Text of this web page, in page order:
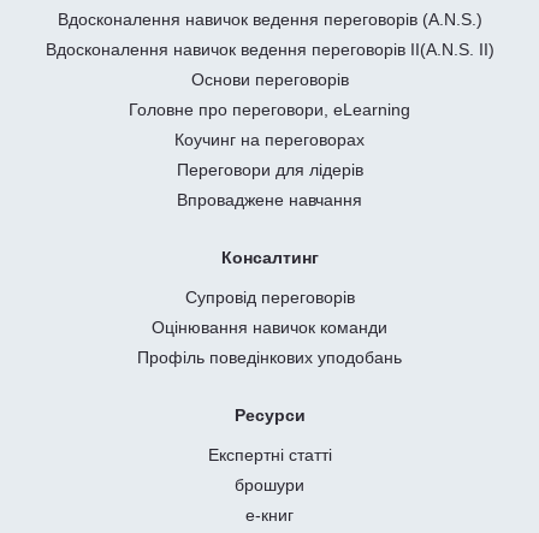
Вдосконалення навичок ведення переговорів (A.N.S.)
Вдосконалення навичок ведення переговорів II(A.N.S. II)
Основи переговорів
Головне про переговори, eLearning
Коучинг на переговорах
Переговори для лідерів
Впроваджене навчання
Консалтинг
Супровід переговорів
Оцінювання навичок команди
Профіль поведінкових уподобань
Ресурси
Експертні статті
брошури
е-книг